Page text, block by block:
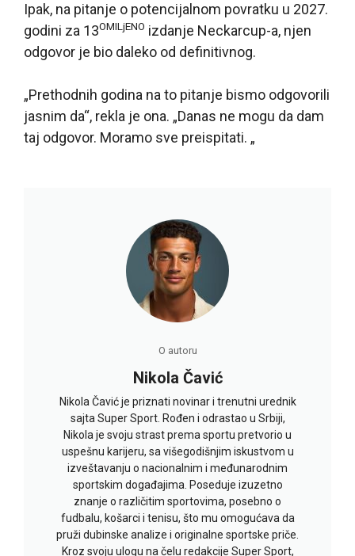
Ipak, na pitanje o potencijalnom povratku u 2027.
godini za 13OMILjENO izdanje Neckarcup-a, njen
odgovor je bio daleko od definitivnog.
„Prethodnih godina na to pitanje bismo odgovorili
jasnim da“, rekla je ona. „Danas ne mogu da dam
taj odgovor. Moramo sve preispitati. „
O autoru
Nikola Čavić
Nikola Čavić je priznati novinar i trenutni urednik
sajta Super Sport. Rođen i odrastao u Srbiji,
Nikola je svoju strast prema sportu pretvorio u
uspešnu karijeru, sa višegodišnjim iskustvom u
izveštavanju o nacionalnim i međunarodnim
sportskim događajima. Poseduje izuzetno
znanje o različitim sportovima, posebno o
fudbalu, košarci i tenisu, što mu omogućava da
pruži dubinske analize i originalne sportske priče.
Kroz svoju ulogu na čelu redakcije Super Sport,